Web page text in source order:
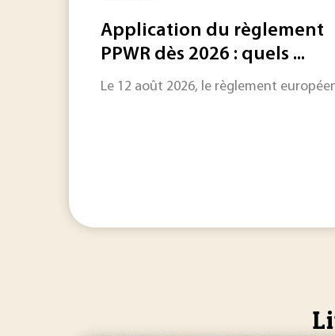
Application du règlement
PPWR dès 2026 : quels ...
Le 12 août 2026, le règlement